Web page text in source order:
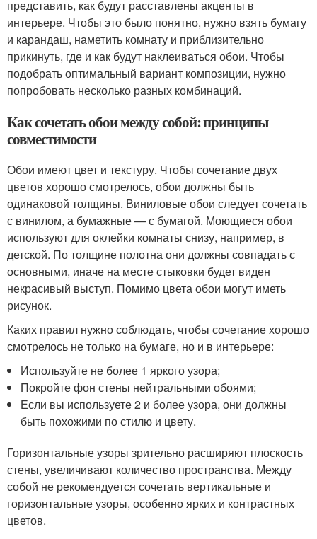
представить, как будут расставлены акценты в
интерьере. Чтобы это было понятно, нужно взять бумагу
и карандаш, наметить комнату и приблизительно
прикинуть, где и как будут наклеиваться обои. Чтобы
подобрать оптимальный вариант композиции, нужно
попробовать несколько разных комбинаций.
Как сочетать обои между собой: принципы
совместимости
Обои имеют цвет и текстуру. Чтобы сочетание двух
цветов хорошо смотрелось, обои должны быть
одинаковой толщины. Виниловые обои следует сочетать
с винилом, а бумажные — с бумагой. Моющиеся обои
используют для оклейки комнаты снизу, например, в
детской. По толщине полотна они должны совпадать с
основными, иначе на месте стыковки будет виден
некрасивый выступ. Помимо цвета обои могут иметь
рисунок.
Каких правил нужно соблюдать, чтобы сочетание хорошо
смотрелось не только на бумаге, но и в интерьере:
Используйте не более 1 яркого узора;
Покройте фон стены нейтральными обоями;
Если вы используете 2 и более узора, они должны
быть похожими по стилю и цвету.
Горизонтальные узоры зрительно расширяют плоскость
стены, увеличивают количество пространства. Между
собой не рекомендуется сочетать вертикальные и
горизонтальные узоры, особенно ярких и контрастных
цветов.